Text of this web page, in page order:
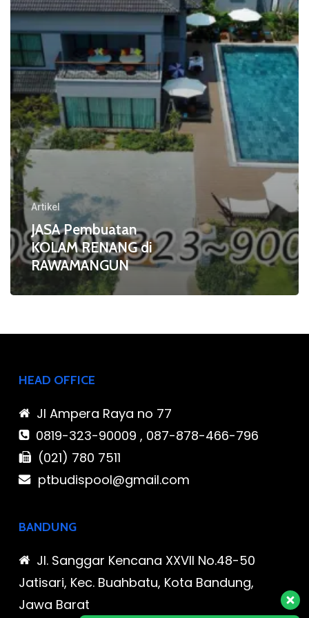
di
RAWAMANGUN
Artikel
JASA Pembuatan
KOLAM RENANG di
RAWAMANGUN
HEAD OFFICE
Jl Ampera Raya no 77
0819-323-90009 , 087-878-466-796
(021) 780 7511
ptbudispool@gmail.com
BANDUNG
Jl. Sanggar Kencana XXVII No.48-50
Jatisari, Kec. Buahbatu, Kota Bandung,
Jawa Barat